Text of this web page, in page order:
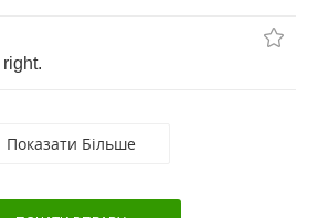
right.
Показати Більше